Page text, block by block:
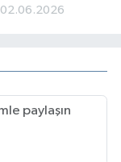
02.06.2026